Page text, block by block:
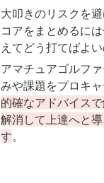
大叩きのリスクを
コアをまとめるに
えてどう打てばよい
アマチュアゴルフ
みや課題をプロキ
的確なアドバイスで
解消して上達へと導
す。